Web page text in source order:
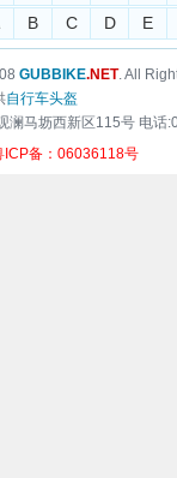
B C D E
GUBBIKE.NET. All
自行车头盔
澜马坜西新区115号 电
ICP备：06036118号